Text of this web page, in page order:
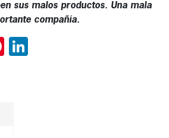
sus malos productos. Una mala
compañía.
Pinterest